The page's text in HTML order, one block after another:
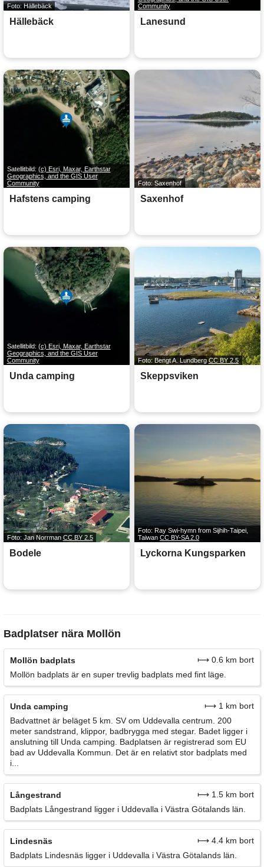
Foto: Hällebäck
Hällebäck
Community
Lanesund
Satellitbild: (c) Esri, Maxar, Earthstar
Geographics, and the GIS User
Community
Hafstens camping
Foto: Saxenhof
Saxenhof
Satellitbild: (c) Esri, Maxar, Earthstar
Geographics, and the GIS User
Community
Unda camping
Foto: Bengt A. LundbergCC BY 2.5
Skeppsviken
Foto: Jan Norrman CC BY 2.5
Bodele
Foto: Ray Swi-hymn from Sijhih-Taipei,
Taiwan CC BY-SA 2.0
Lyckorna Kungsparken
Badplatser nära Mollön
Mollön badplats
⟼ 0.6 km bort
Mollön badplats är en super trevlig badplats med fint läge.
Unda camping
⟼ 1 km bort
Badvattnet är beläget 5 km. SV om Uddevalla centrum. 200
meter sandstrand, klippor, badbrygga med stegar. Badet ligger i
anslutning till Unda camping. Badplatsen är registrerad som EU
bad av Uddevalla Kommun. Det är en relativt stor badplats med
i...
Långestrand
⟼ 1.5 km bort
Badplats Långestrand ligger i Uddevalla i Västra Götalands län.
Lindesnäs
⟼ 4.4 km bort
Badplats Lindesnäs ligger i Uddevalla i Västra Götalands län.